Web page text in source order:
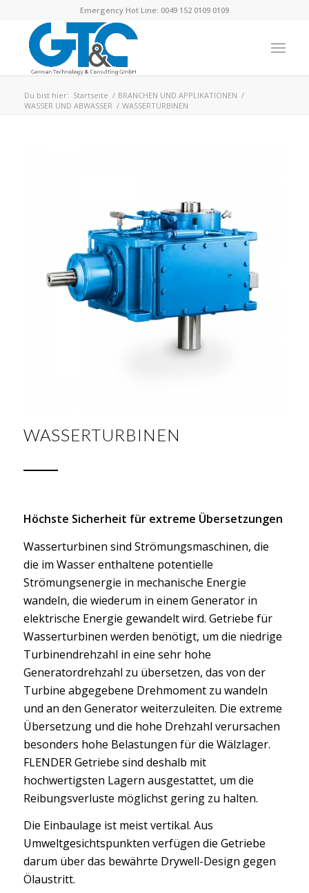
Emergency Hot Line: 0049 152 0109 0109
Du bist hier: Startseite / BRANCHEN UND APPLIKATIONEN /
WASSER UND ABWASSER / WASSERTURBINEN
WASSERTURBINEN
Höchste Sicherheit für extreme Übersetzungen
Wasserturbinen sind Strömungsmaschinen, die
die im Wasser enthaltene potentielle
Strömungsenergie in mechanische Energie
wandeln, die wiederum in einem Generator in
elektrische Energie gewandelt wird. Getriebe für
Wasserturbinen werden benötigt, um die niedrige
Turbinendrehzahl in eine sehr hohe
Generatordrehzahl zu übersetzen, das von der
Turbine abgegebene Drehmoment zu wandeln
und an den Generator weiterzuleiten. Die extreme
Übersetzung und die hohe Drehzahl verursachen
besonders hohe Belastungen für die Wälzlager.
FLENDER Getriebe sind deshalb mit
hochwertigsten Lagern ausgestattet, um die
Reibungsverluste möglichst gering zu halten.
Die Einbaulage ist meist vertikal. Aus
Umweltgesichtspunkten verfügen die Getriebe
darum über das bewährte Drywell-Design gegen
Ölaustritt.